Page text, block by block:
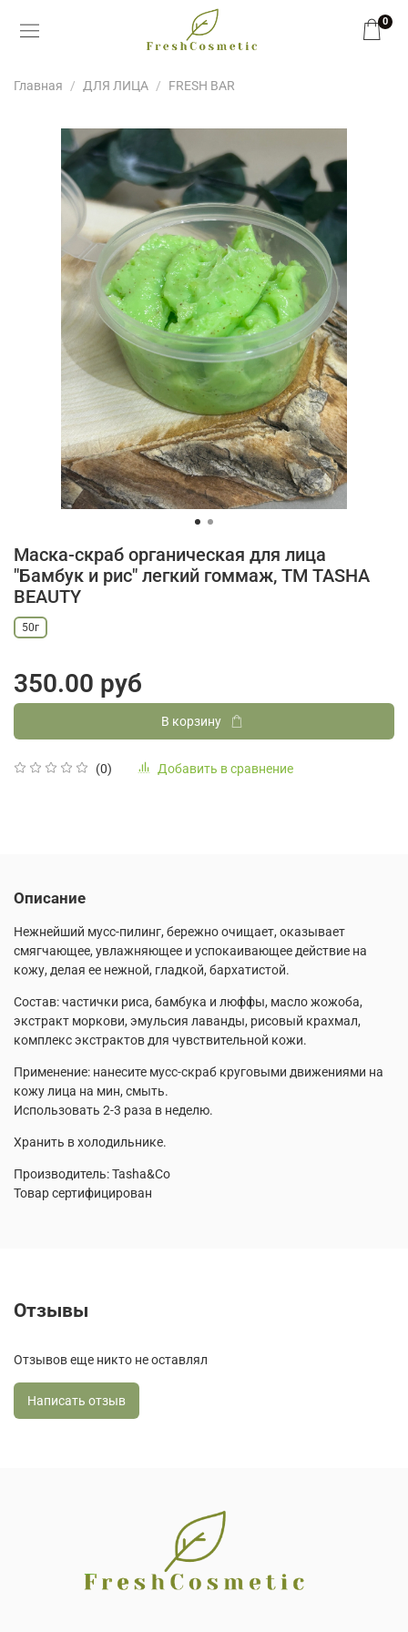
0
Главная ДЛЯ ЛИЦА FRESH BAR
Маска-скраб органическая для лица
"Бамбук и рис" легкий гоммаж, ТМ TASHA
BEAUTY
(0) Добавить в сравнение
50г
350.00 руб
В корзину
Описание
Нежнейший мусс-пилинг, бережно очищает, оказывает
смягчающее, увлажняющее и успокаивающее действие на
кожу, делая ее нежной, гладкой, бархатистой.
Состав: частички риса, бамбука и люффы, масло жожоба,
экстракт моркови, эмульсия лаванды, рисовый крахмал,
комплекс экстрактов для чувствительной кожи.
Применение: нанесите мусс-скраб круговыми движениями на
кожу лица на мин, смыть.
Использовать 2-3 раза в неделю.
Хранить в холодильнике.
Производитель: Tasha&Co
Товар сертифицирован
Отзывы
Отзывов еще никто не оставлял
Написать отзыв